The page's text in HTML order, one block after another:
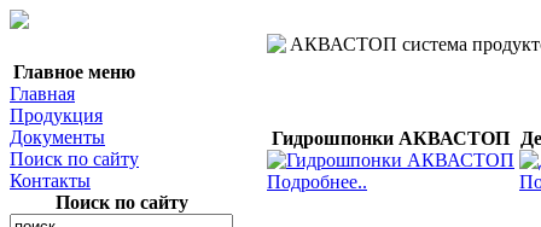
Главное меню
Главная
Продукция
Документы
Поиск по сайту
Контакты
Поиск по сайту
Гидрошпонки АКВАСТОП
Подробнее..